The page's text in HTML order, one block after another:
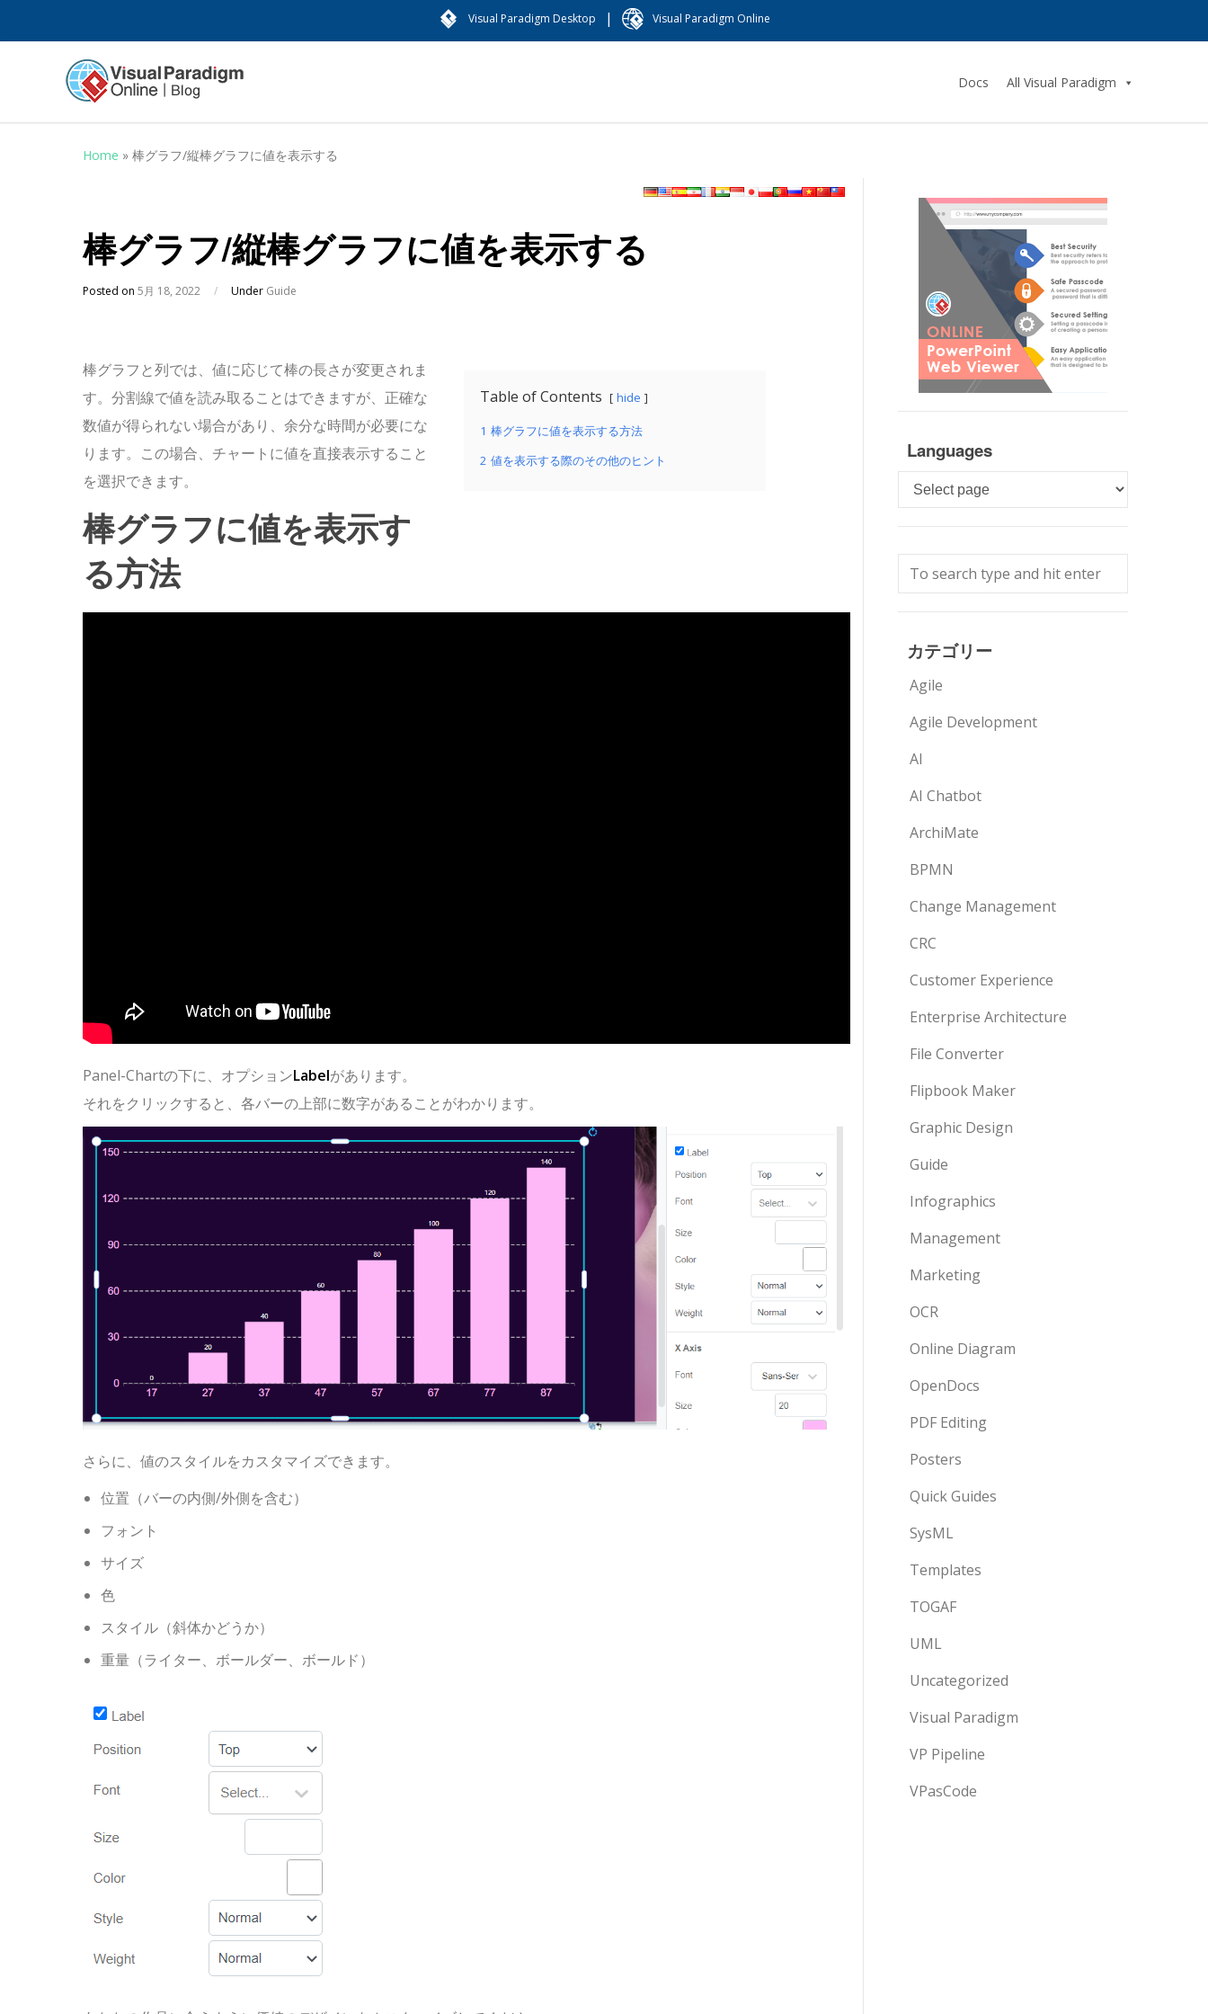
Visual Paradigm Desktop | Visual Paradigm Online
Docs All Visual Paradigm
Home » 棒グラフ/縦棒グラフに値を表示する
棒グラフ/縦棒グラフに値を表示する
Posted on 5月 18, 2022 / Under Guide
Table of Contents hide
1 棒グラフに値を表示する方法
2 値を表示する際のその他のヒント
棒グラフと列では、値に応じて棒の長さが変更されま
す。分割線で値を読み取ることはできますが、正確な
数値が得られない場合があり、余分な時間が必要にな
ります。この場合、チャートに値を直接表示すること
を選択できます。
棒グラフに値を表示す
る方法
Panel-Chartの下に、オプションLabelがあります。
それをクリックすると、各バーの上部に数字があることがわかります。
さらに、値のスタイルをカスタマイズできます。
位置（バーの内側/外側を含む）
フォント
サイズ
色
スタイル（斜体かどうか）
重量（ライター、ボールダー、ボールド）
Languages
Languages
カテゴリー
Agile
Agile Development
AI
AI Chatbot
ArchiMate
BPMN
Change Management
CRC
Customer Experience
Enterprise Architecture
File Converter
Flipbook Maker
Graphic Design
Guide
Infographics
Management
Marketing
OCR
Online Diagram
OpenDocs
PDF Editing
Posters
Quick Guides
SysML
Templates
TOGAF
UML
Uncategorized
Visual Paradigm
VP Pipeline
VPasCode